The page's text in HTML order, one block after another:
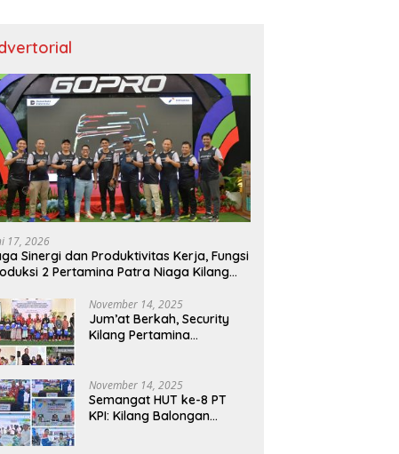
17, 2026
Sinergi dan Produktivitas Kerja, Fungsi
2 Pertamina Patra Niaga Kilang
November 14, 2025
Jum’at Berkah, Security
Kilang Pertamina
November 14, 2025
Semangat HUT ke-8 PT
KPI: Kilang Balongan